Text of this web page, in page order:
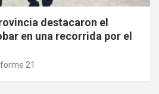
destacaron el
en una recorrida por el
21